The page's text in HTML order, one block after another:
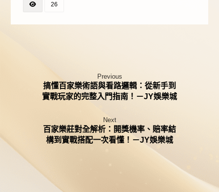
26
Previous
搞懂百家樂術語與看路邏輯：從新手到
實戰玩家的完整入門指南！－JY娛樂城
Next
百家樂莊對全解析：開獎機率、賠率結
構到實戰搭配一次看懂！－JY娛樂城